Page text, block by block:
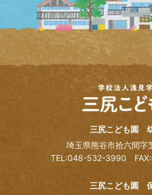
三尻こども園
埼玉県熊谷市拾六間字
TEL:048-532-3990
三尻こども園